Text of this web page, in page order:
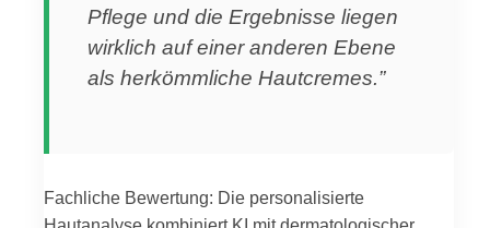
Pflege und die Ergebnisse liegen
wirklich auf einer anderen Ebene
als herkömmliche Hautcremes.”
Fachliche Bewertung: Die personalisierte